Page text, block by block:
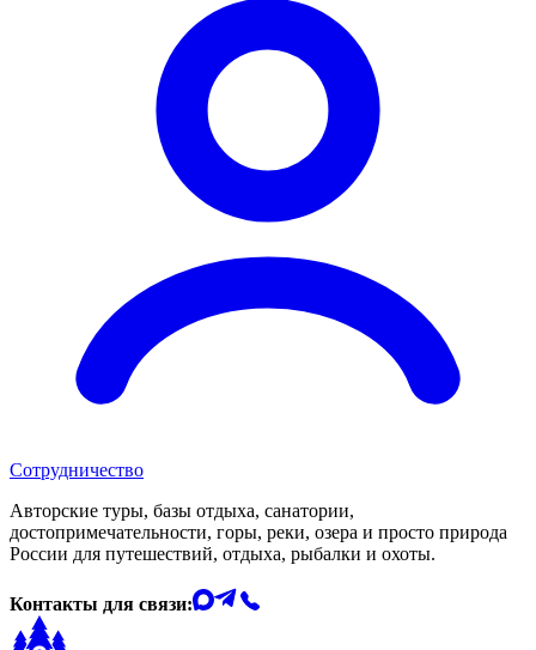
Сотрудничество
Авторские туры, базы отдыха, санатории,
достопримечательности, горы, реки, озера и просто природа
России для путешествий, отдыха, рыбалки и охоты.
Контакты для связи: